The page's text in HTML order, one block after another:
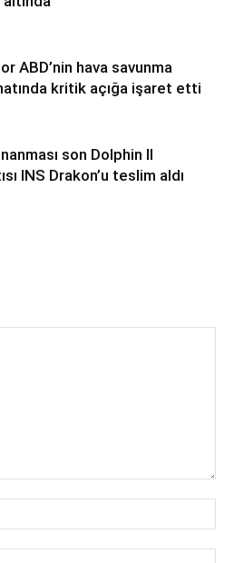
ABD’nin hava savunma
kritik açığa işaret etti
son Dolphin II
INS Drakon’u teslim aldı